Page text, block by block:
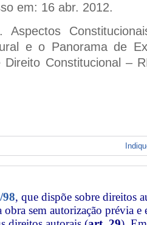
em: 16 abr. 2012.
Aspectos
e o Panorama de
Direito Constitucional –
98, que dispõe sobre direitos
sem autorização prévia e